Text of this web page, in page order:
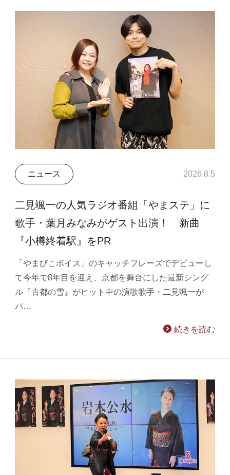
ニュース 2026.8.5
二見颯一の人気ラジオ番組「やまステ」に
歌手・葉月みなみがゲスト出演！ 新曲
『小樽終着駅』をPR
「やまびこボイス」のキャッチフレーズでデビューし
て今年で8年目を迎え、京都を舞台にした最新シング
ル『古都の雪』がヒット中の演歌歌手・二見颯一が
パ…
続きを読む